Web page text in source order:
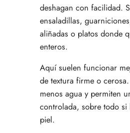
deshagan con facilidad.
ensaladillas,
aliñadas o platos donde
enteros.
Aquí suelen funcionar
de textura firme o
menos agua y permiten
controlada, sobre todo si
piel.